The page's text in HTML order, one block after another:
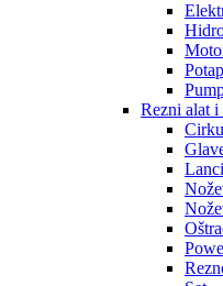
Rezni alat i
Lanci